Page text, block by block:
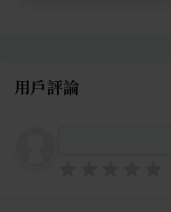
用戶評論